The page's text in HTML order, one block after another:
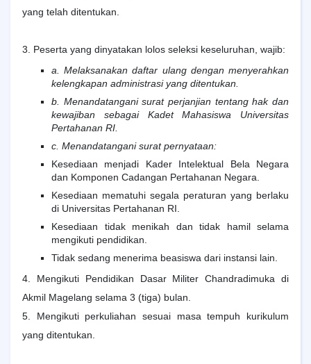
yang telah ditentukan.
3. Peserta yang dinyatakan lolos seleksi keseluruhan, wajib:
a. Melaksanakan daftar ulang dengan menyerahkan
kelengkapan administrasi yang ditentukan.
b. Menandatangani surat perjanjian tentang hak dan
kewajiban sebagai Kadet Mahasiswa Universitas
Pertahanan RI.
c. Menandatangani surat pernyataan:
Kesediaan menjadi Kader Intelektual Bela Negara
dan Komponen Cadangan Pertahanan Negara.
Kesediaan mematuhi segala peraturan yang berlaku
di Universitas Pertahanan RI.
Kesediaan tidak menikah dan tidak hamil selama
mengikuti pendidikan.
Tidak sedang menerima beasiswa dari instansi lain.
4. Mengikuti Pendidikan Dasar Militer Chandradimuka di
Akmil Magelang selama 3 (tiga) bulan.
5. Mengikuti perkuliahan sesuai masa tempuh kurikulum
yang ditentukan.